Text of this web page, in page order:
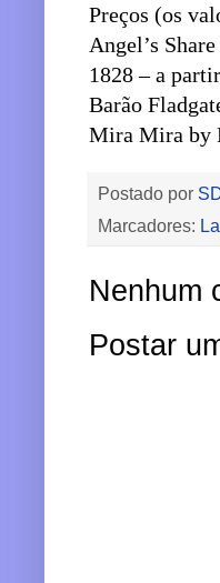
Preços (os
Angel’s
1828 – a
Barão
Mira Mira by
Postado por
Marcadores:
Nenhum
Postar